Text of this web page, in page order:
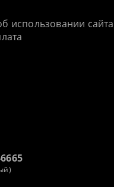
использовании сайта